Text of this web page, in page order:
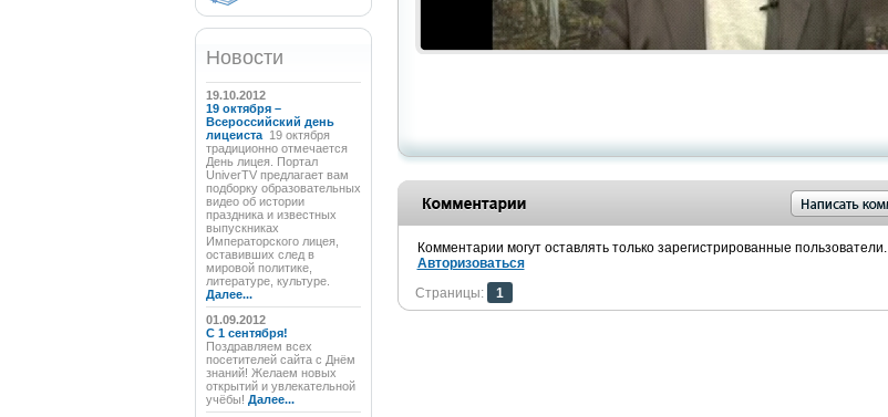
Новости
19.10.2012
19 октября –
Всероссийский день
лицеиста 19 октября
традиционно отмечается
День лицея. Портал
UniverTV предлагает вам
подборку образовательных
видео об истории
праздника и известных
выпускниках
Императорского лицея,
оставивших след в
мировой политике,
литературе, культуре.
Далее...
01.09.2012
C 1 сентября!
Поздравляем всех
посетителей сайта с Днём
знаний! Желаем новых
открытий и увлекательной
учёбы! Далее...
Комментарии могут оставлять только зарегистрированные пользователи.
Авторизоваться
Страницы:
1